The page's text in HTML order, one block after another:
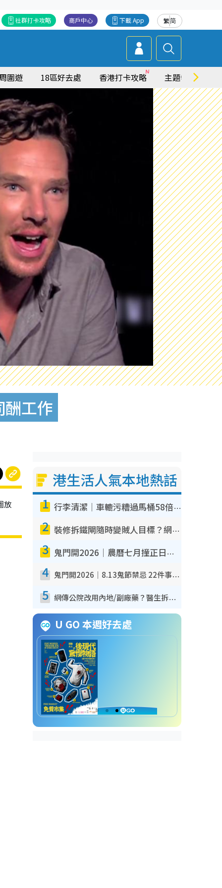
繁简
下載 App
商戶中心
社群打卡攻略
圍遊 18區好去處 香港打卡攻略 主題特集
工作
放
港生活人氣本地熱話
1 行李清潔｜車轆污糟過馬桶58倍！專家警告忌用酒精抹 教1招免污手除菌
2 裝修拆鐵閘隨時變賊人目標？網民揭2大關鍵用途：裝新式等於白裝？附新舊鐵閘分別
3 鬼門開2026｜農曆七月撞正日全食特別邪？專家警告切忌做一事！揭4大禁忌+2招保平安
4 鬼門開2026｜8.13鬼節禁忌 22件事唔做得！燒肉、刺身要少食？半夜勿吹口哨/打呢個電話
5 網傳公院改用內地/副廠藥？醫生拆解正副廠分別 揭4類人換藥隨時出事
U GO 本週好去處